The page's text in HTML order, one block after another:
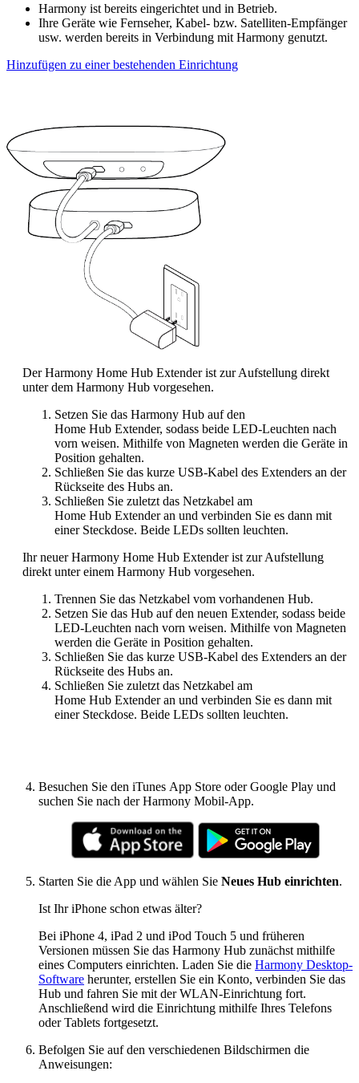
Harmony ist bereits eingerichtet und in Betrieb.
Ihre Geräte wie Fernseher, Kabel- bzw. Satelliten-Empfänger
usw. werden bereits in Verbindung mit Harmony genutzt.
Hinzufügen zu einer bestehenden Einrichtung
Der Harmony Home Hub Extender ist zur Aufstellung direkt
unter dem Harmony Hub vorgesehen.
Setzen Sie das Harmony Hub auf den
Home Hub Extender, sodass beide LED-Leuchten nach
vorn weisen. Mithilfe von Magneten werden die Geräte in
Position gehalten.
Schließen Sie das kurze USB-Kabel des Extenders an der
Rückseite des Hubs an.
Schließen Sie zuletzt das Netzkabel am
Home Hub Extender an und verbinden Sie es dann mit
einer Steckdose. Beide LEDs sollten leuchten.
Ihr neuer Harmony Home Hub Extender ist zur Aufstellung
direkt unter einem Harmony Hub vorgesehen.
Trennen Sie das Netzkabel vom vorhandenen Hub.
Setzen Sie das Hub auf den neuen Extender, sodass beide
LED-Leuchten nach vorn weisen. Mithilfe von Magneten
werden die Geräte in Position gehalten.
Schließen Sie das kurze USB-Kabel des Extenders an der
Rückseite des Hubs an.
Schließen Sie zuletzt das Netzkabel am
Home Hub Extender an und verbinden Sie es dann mit
einer Steckdose. Beide LEDs sollten leuchten.
Besuchen Sie den iTunes App Store oder Google Play und
suchen Sie nach der Harmony Mobil-App.
Starten Sie die App und wählen Sie Neues Hub einrichten.
Ist Ihr iPhone schon etwas älter?
Bei iPhone 4, iPad 2 und iPod Touch 5 und früheren
Versionen müssen Sie das Harmony Hub zunächst mithilfe
eines Computers einrichten. Laden Sie die Harmony Desktop-
Software herunter, erstellen Sie ein Konto, verbinden Sie das
Hub und fahren Sie mit der WLAN-Einrichtung fort.
Anschließend wird die Einrichtung mithilfe Ihres Telefons
oder Tablets fortgesetzt.
Befolgen Sie auf den verschiedenen Bildschirmen die
Anweisungen: